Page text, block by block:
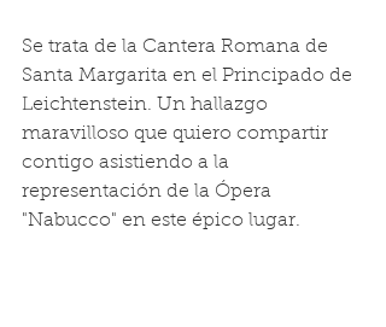
Se trata de la Cantera Romana de
Santa Margarita en el Principado de
Leichtenstein. Un hallazgo
maravilloso que quiero compartir
contigo asistiendo a la
representación de la Ópera
"Nabucco" en este épico lugar.